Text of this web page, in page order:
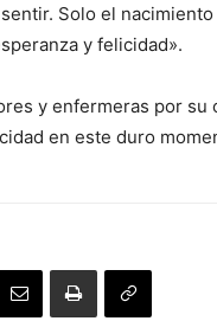
Solo el
y felicidad».
y enfermeras por su
en este duro